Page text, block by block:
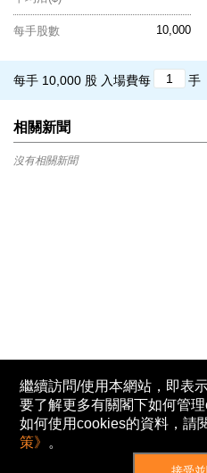
10,000
每手股數
每手 10,000 股 入場費每 手
相關新聞
沒有相關新聞
繼續訪問/使用本網站，即表
要了解更多有關閣下如何管
如何使用cookies的資料，請
策》 。